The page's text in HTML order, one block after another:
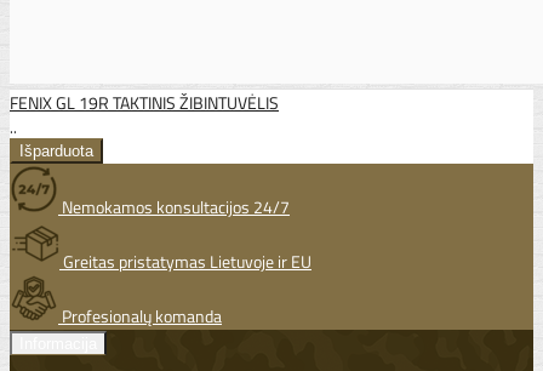
FENIX GL 19R TAKTINIS ŽIBINTUVĖLIS
..
Nemokamos konsultacijos 24/7
Greitas pristatymas Lietuvoje ir EU
Profesionalų komanda